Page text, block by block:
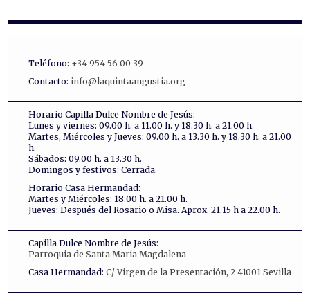
Teléfono: +34 954 56 00 39
Contacto: info@laquintaangustia.org
Horario Capilla Dulce Nombre de Jesús:
Lunes y viernes: 09.00 h. a 11.00 h. y 18.30 h. a 21.00 h.
Martes, Miércoles y Jueves: 09.00 h. a 13.30 h. y 18.30 h. a 21.00
h.
Sábados: 09.00 h. a 13.30 h.
Domingos y festivos: Cerrada.
Horario Casa Hermandad:
Martes y Miércoles: 18.00 h. a 21.00 h.
Jueves: Después del Rosario o Misa. Aprox. 21.15 h a 22.00 h.
Capilla Dulce Nombre de Jesús:
Parroquia de Santa Maria Magdalena
Casa Hermandad: C/ Virgen de la Presentación, 2 41001 Sevilla